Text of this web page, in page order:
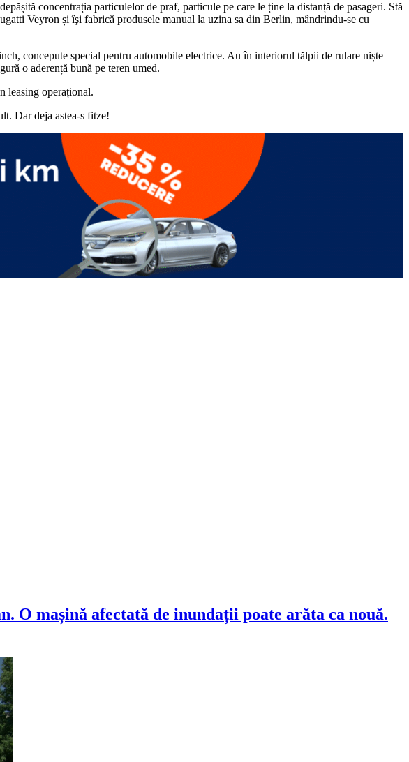
concentrația particulelor de praf, particule pe care le ține la distanță de pasageri. Stă
Veyron și îşi fabrică produsele manual la uzina sa din Berlin, mândrindu-se cu
concepute special pentru automobile electrice. Au în interiorul tălpii de rulare niște
o aderență bună pe teren umed.
leasing operațional.
Dar deja astea-s fitze!
O mașină afectată de inundații poate arăta ca nouă.